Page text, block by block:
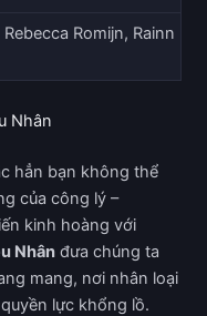
Romijn, Rainn
Nhân
hẳn bạn không thể
của công lý –
kinh hoàng với
Nhân đưa chúng ta
mang, nơi nhân loại
lực khổng lồ.